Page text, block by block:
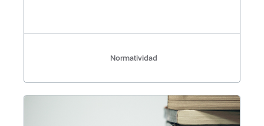
Normatividad